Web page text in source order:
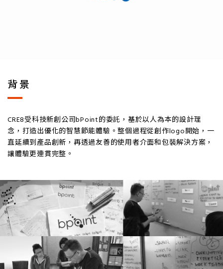
背景
CRE8受科技新創公司bPoint的委託，基於以人為本的設計理
念，打造出優化的智慧節能體驗。整個過程從創作logo開始，一
直延續到產品創新，再透過友善的使用者介面和包裝解決方案，
讓體驗更連貫完整。